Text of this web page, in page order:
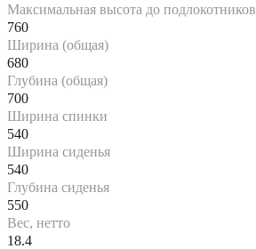
Максимальная высота до подлокотников
760
Ширина (общая)
680
Глубина (общая)
700
Ширина спинки
540
Ширина сиденья
540
Глубина сиденья
550
Вес, нетто
18.4